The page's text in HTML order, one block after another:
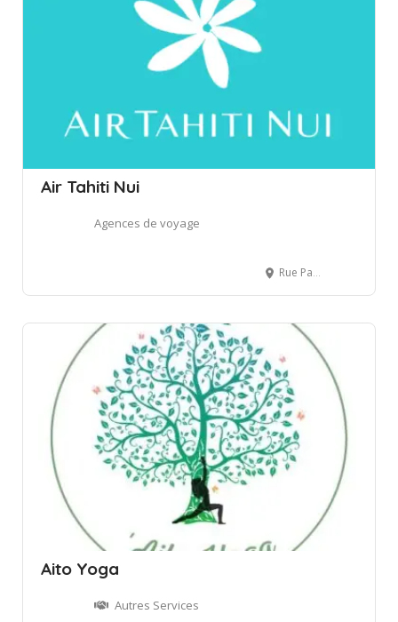
Air Tahiti Nui
Agences de voyage
Rue Paul Gauguin, Papeete, French Polynesia
Aito Yoga
Autres Services